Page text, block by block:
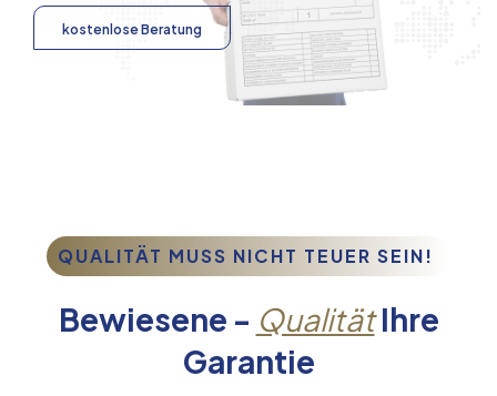
kostenlose Beratung
QUALITÄT MUSS NICHT TEUER SEIN!
Bewiesene - QualitätIhre
Garantie